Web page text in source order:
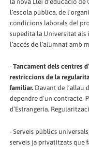
l’escola pública, de
condicions laborals del
supedita la Universitat als
l’accés de l’alumnat amb
-Tancament dels centres
restriccions de la
familiar. Davant de l’allau
dependre d’un contracte.
d’Estrangeria.
- Serveis públics
serveis ja privatitzats que